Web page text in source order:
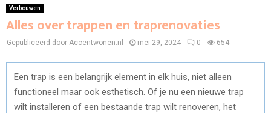
Verbouwen
Alles over trappen en traprenovaties
Gepubliceerd door Accentwonen.nl mei 29, 2024 0 654
Een trap is een belangrijk element in elk huis, niet alleen
functioneel maar ook esthetisch. Of je nu een nieuwe trap
wilt installeren of een bestaande trap wilt renoveren, het